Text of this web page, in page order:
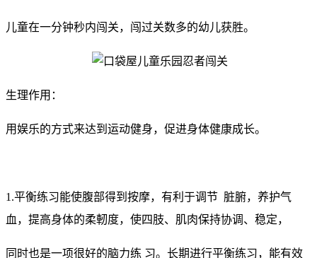
儿童在一分钟秒内闯关，闯过关数多的幼儿获胜。
生理作用：
用娱乐的方式来达到运动健身，促进身体健康成长。
1.平衡练习能使腹部得到按摩，有利于调节 脏腑，养护气
血，提高身体的柔軔度，使四肢、肌肉保持协调、稳定，
同时也是一项很好的脑力练 习。长期进行平衡练习，能有效